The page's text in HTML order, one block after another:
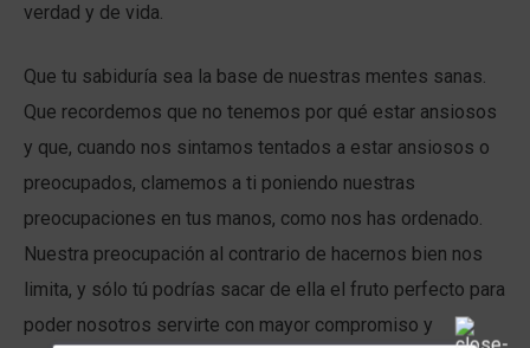
verdad y de vida.
Que tu sabiduría sea la base de nuestras mentes sanas.
Que recordemos que no tenemos por qué estar ansiosos
y que, cuando nos sintamos tentados a estar ansiosos o
preocupados, clamemos a ti poniendo nuestras
preocupaciones en tus manos, como nos has ordenado.
Nuestra preocupación al contrario de hacernos bien nos
limita, y sólo tú podrías sacar de ella el fruto perfecto para
poder nosotros servirte con mayor compromiso y